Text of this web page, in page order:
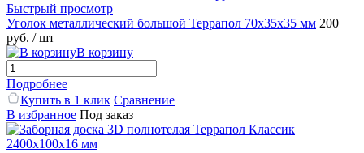
Быстрый просмотр
Уголок металлический большой Террапол 70x35x35 мм 200
руб. / шт
В корзину
Подробнее
Купить в 1 клик Сравнение
В избранное Под заказ